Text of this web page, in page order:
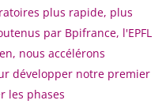
plus rapide, plus
par Bpifrance, l'EPFL
nous accélérons
développer notre premier
les phases